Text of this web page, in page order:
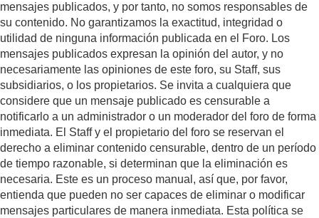
mensajes publicados, y por tanto, no somos responsables de
su contenido. No garantizamos la exactitud, integridad o
utilidad de ninguna información publicada en el Foro. Los
mensajes publicados expresan la opinión del autor, y no
necesariamente las opiniones de este foro, su Staff, sus
subsidiarios, o los propietarios. Se invita a cualquiera que
considere que un mensaje publicado es censurable a
notificarlo a un administrador o un moderador del foro de forma
inmediata. El Staff y el propietario del foro se reservan el
derecho a eliminar contenido censurable, dentro de un período
de tiempo razonable, si determinan que la eliminación es
necesaria. Este es un proceso manual, así que, por favor,
entienda que pueden no ser capaces de eliminar o modificar
mensajes particulares de manera inmediata. Esta política se